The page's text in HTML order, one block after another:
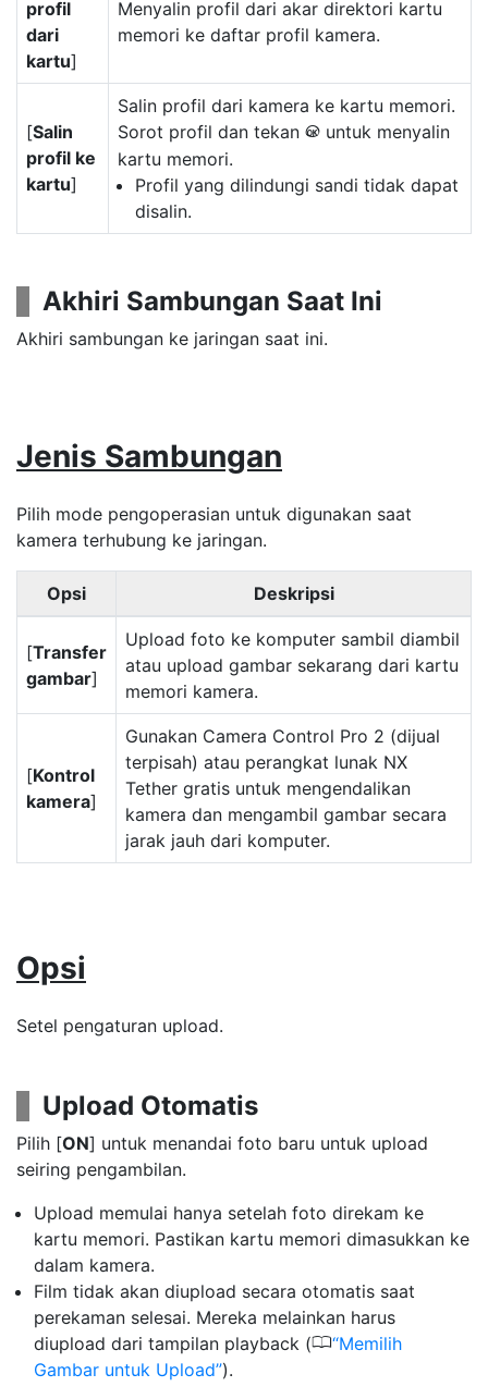
profil
dari
kartu]
Menyalin profil dari akar direktori kartu
memori ke daftar profil kamera.
[Salin
profil ke
kartu]
Salin profil dari kamera ke kartu memori.
Sorot profil dan tekan J untuk menyalin
kartu memori.
Profil yang dilindungi sandi tidak dapat
disalin.
Akhiri Sambungan Saat Ini
Akhiri sambungan ke jaringan saat ini.
Jenis Sambungan
Pilih mode pengoperasian untuk digunakan saat
kamera terhubung ke jaringan.
Opsi Deskripsi
[Transfer
gambar]
Upload foto ke komputer sambil diambil
atau upload gambar sekarang dari kartu
memori kamera.
[Kontrol
kamera]
Gunakan Camera Control Pro 2 (dijual
terpisah) atau perangkat lunak NX
Tether gratis untuk mengendalikan
kamera dan mengambil gambar secara
jarak jauh dari komputer.
Opsi
Setel pengaturan upload.
Upload Otomatis
Pilih [ON] untuk menandai foto baru untuk upload
seiring pengambilan.
Upload memulai hanya setelah foto direkam ke
kartu memori. Pastikan kartu memori dimasukkan ke
dalam kamera.
Film tidak akan diupload secara otomatis saat
perekaman selesai. Mereka melainkan harus
diupload dari tampilan playback (0 Memilih
Gambar untuk Upload ).